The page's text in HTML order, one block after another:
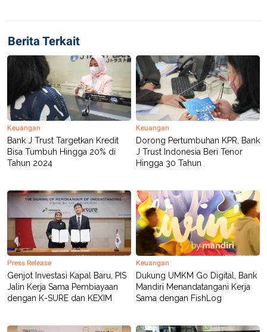
M
E
I
N
G
G
A
N
A
N
C
A
K
N
E
R
J
A
E
M
I
N
E
A
P
E
R
A
D
V
E
R
I
S
I
Berita Terkait
Keuangan
Bank J Trust Targetkan Kredit
Bisa Tumbuh Hingga 20% di
Tahun 2024
Keuangan
Dorong Pertumbuhan KPR, Bank
J Trust Indonesia Beri Tenor
Hingga 30 Tahun
Press Release
Genjot Investasi Kapal Baru, PIS
Jalin Kerja Sama Pembiayaan
dengan K-SURE dan KEXIM
Keuangan
Dukung UMKM Go Digital, Bank
Mandiri Menandatangani Kerja
Sama dengan FishLog